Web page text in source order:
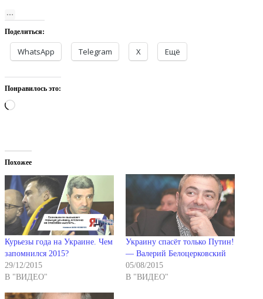
Поделиться:
WhatsApp Telegram X Ещё
Понравилось это:
Загрузка…
Похожее
Курьезы года на Украине. Чем
запомнился 2015?
29/12/2015
В "ВИДЕО"
Украину спасёт только Путин!
— Валерий Белоцерковский
05/08/2015
В "ВИДЕО"